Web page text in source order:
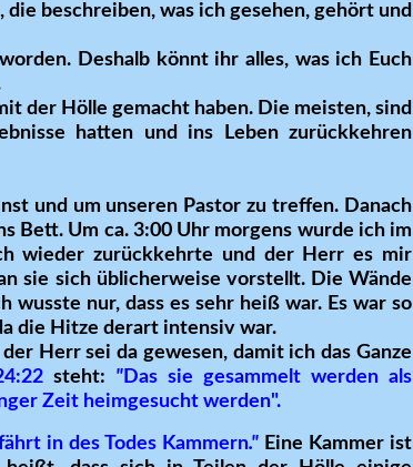
beschreiben, was ich gesehen, gehört und
Deshalb könnt ihr alles, was ich Euch
der Hölle gemacht haben. Die meisten, sind
hatten und ins Leben zurückkehren
und um unseren Pastor zu treffen. Danach
Bett. Um ca. 3:00 Uhr morgens wurde ich im
wieder zurückkehrte und der Herr es mir
sie sich üblicherweise vorstellt. Die Wände
nur, dass es sehr heiß war. Es war so
die Hitze derart intensiv war.
Herr sei da gewesen, damit ich das Ganze
steht: "Das sie gesammelt werden als
Zeit heimgesucht werden".
in des Todes Kammern." Eine Kammer ist